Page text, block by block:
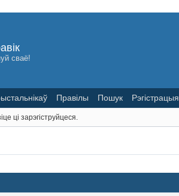
сваё!
Правілы Пошук Рэгістрацыя
ці зарэгіструйцеся.